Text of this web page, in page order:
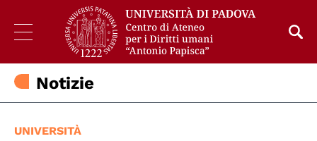
Notizie
UNIVERSITÀ